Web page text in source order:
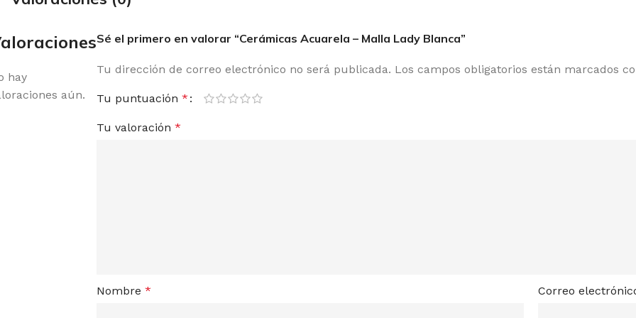
hay
aún.
Sé el primero en valorar “Cerámicas Acuarela – Malla Lady Blanca”
Tu dirección de correo electrónico no será publicada. Los campos obligatorios están marcados
Tu puntuación *
Tu valoración *
Nombre * Correo